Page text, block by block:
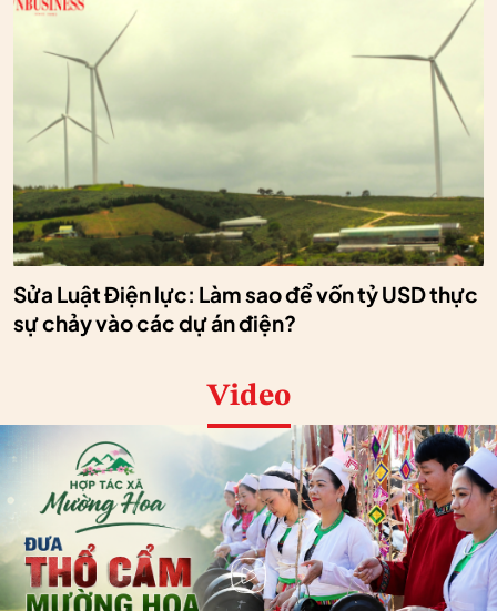
Sửa Luật Điện lực: Làm sao để vốn tỷ USD thực
sự chảy vào các dự án điện?
Video